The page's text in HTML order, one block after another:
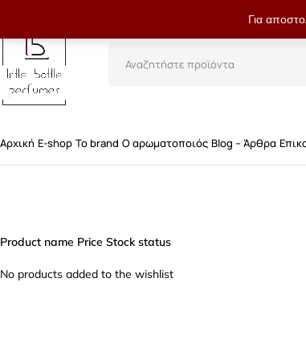
Για
Αρχική E-shop Το brand Ο αρωματοποιός Blog – Άρθρα
Product name Price Stock status
No products added to the wishlist